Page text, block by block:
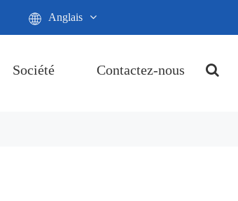
Anglais
Société Contactez-nous